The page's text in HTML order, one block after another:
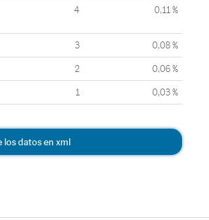
4 0,11 %
3 0,08 %
2 0,06 %
1 0,03 %
los datos en xml